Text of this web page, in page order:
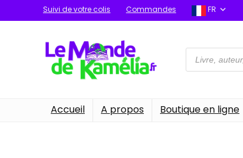
Suivi de votre colis Commandes FR
Recherche
de
produits
Accueil A propos Boutique en ligne